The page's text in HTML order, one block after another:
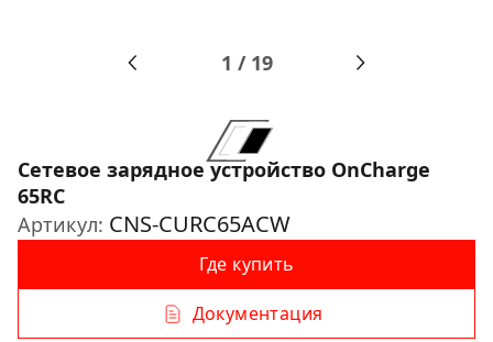
1 / 19
Сетевое зарядное устройство OnCharge
65RC
Артикул: CNS-CURC65ACW
Где купить
Документация